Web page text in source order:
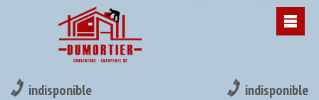
indisponible indisponible